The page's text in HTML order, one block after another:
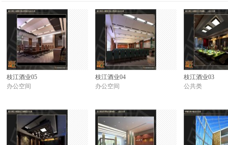
枝江酒业05
办公空间
枝江酒业04
办公空间
枝江酒业03
公共类